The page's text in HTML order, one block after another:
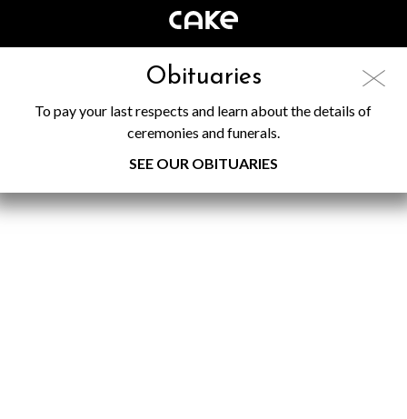
Obituaries
To pay your last respects and learn about the details of
ceremonies and funerals.
SEE OUR OBITUARIES